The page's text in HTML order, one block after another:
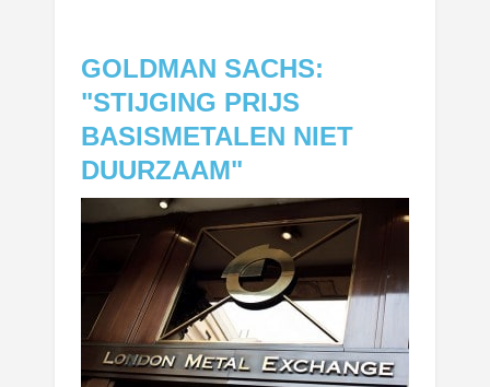
GOLDMAN SACHS:
"STIJGING PRIJS
BASISMETALEN NIET
DUURZAAM"